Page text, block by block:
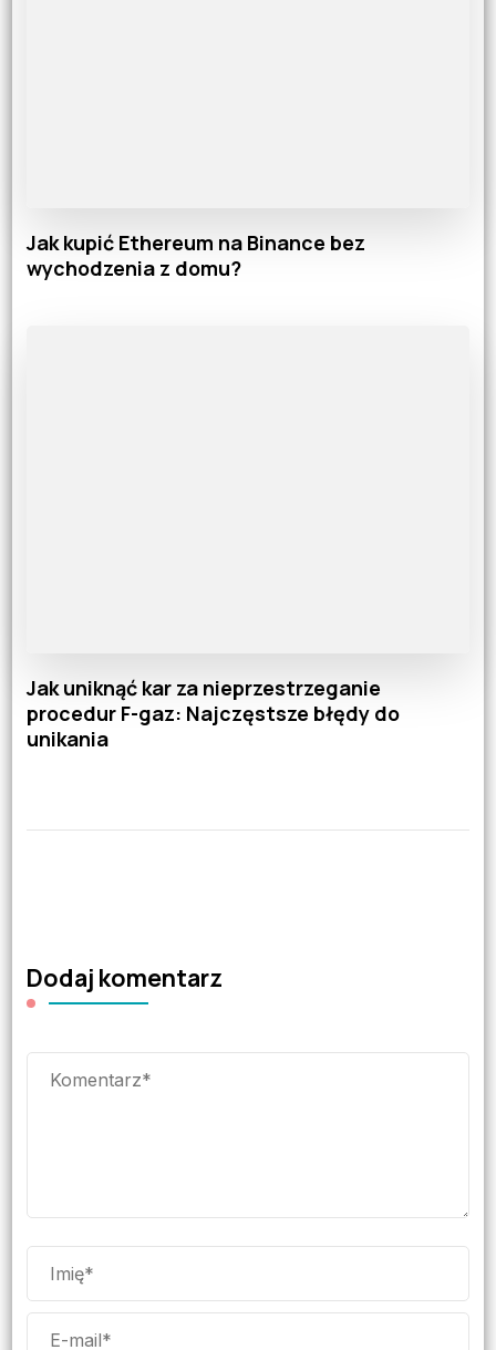
Jak kupić Ethereum na Binance bez
wychodzenia z domu?
Jak uniknąć kar za nieprzestrzeganie
procedur F-gaz: Najczęstsze błędy do
unikania
Dodaj komentarz